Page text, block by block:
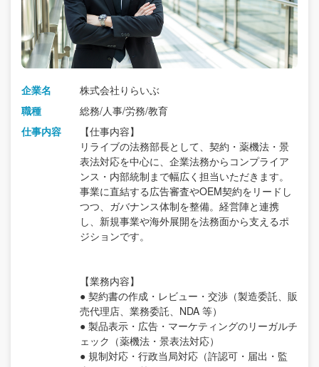
企業名
株式会社りらいぶ
職種
総務/人事/労務/教育
仕事内容
【仕事内容】
リライブの法務部長として、契約・薬機法・景
表法対応を中心に、企業法務からコンプライア
ンス・内部統制まで幅広く担当いただきます。
事業に直結する広告審査やOEM契約をリードし
つつ、ガバナンス体制を整備。経営陣と連携
し、新規事業や海外展開を法務面から支えるポ
ジションです。
【業務内容】
● 契約書の作成・レビュー・交渉（製造委託、販
売代理店、業務委託、NDA 等）
● 製品表示・広告・マーケティングのリーガルチ
ェック（薬機法・景表法対応）
● 規制対応・行政当局対応（許認可・届出・監